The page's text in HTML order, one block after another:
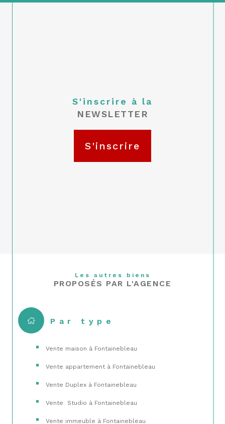
S'inscrire à la
NEWSLETTER
S'inscrire
Les autres biens
PROPOSÉS PAR L'AGENCE
Par type
Vente maison à Fontainebleau
Vente appartement à Fontainebleau
Vente Duplex à Fontainebleau
Vente Studio à Fontainebleau
Vente immeuble à Fontainebleau